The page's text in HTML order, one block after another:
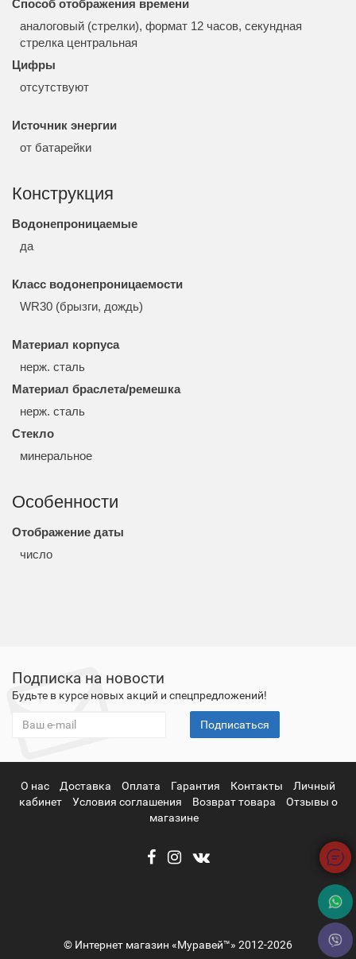
Способ отображения времени
аналоговый (стрелки), формат 12 часов, секундная
стрелка центральная
Цифры
отсутствуют
Источник энергии
от батарейки
Конструкция
Водонепроницаемые
да
Класс водонепроницаемости
WR30 (брызги, дождь)
Материал корпуса
нерж. сталь
Материал браслета/ремешка
нерж. сталь
Стекло
минеральное
Особенности
Отображение даты
число
Подписка на новости
Будьте в курсе новых акций и спецпредложений!
Подписаться
О нас Доставка Оплата Гарантия Контакты
Личный
кабинет
Условия соглашения Возврат товара
Отзывы о
магазине
© Интернет магазин «Муравей™» 2012-2026